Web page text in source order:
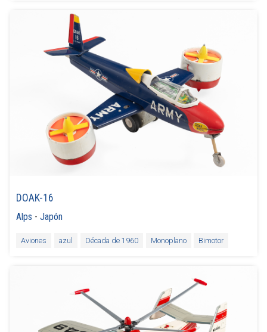
DOAK-16
Alps -Japón
Aviones azul Década de 1960 Monoplano Bimotor